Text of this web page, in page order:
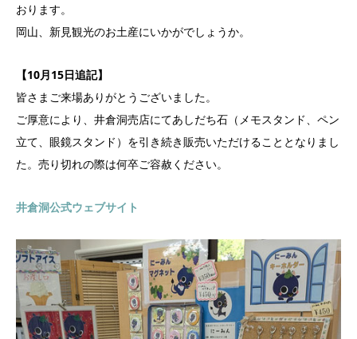
おります。
岡山、新見観光のお土産にいかがでしょうか。
【10月15日追記】
皆さまご来場ありがとうございました。
ご厚意により、井倉洞売店にてあしだち石（メモスタンド、ペン
立て、眼鏡スタンド）を引き続き販売いただけることとなりまし
た。売り切れの際は何卒ご容赦ください。
井倉洞公式ウェブサイト